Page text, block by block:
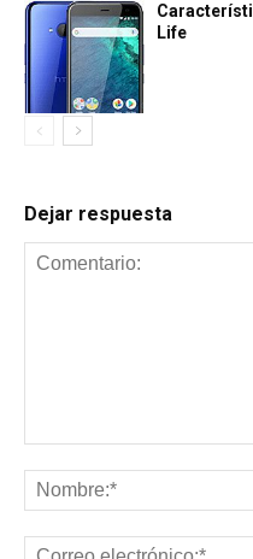
Life
Dejar respuesta